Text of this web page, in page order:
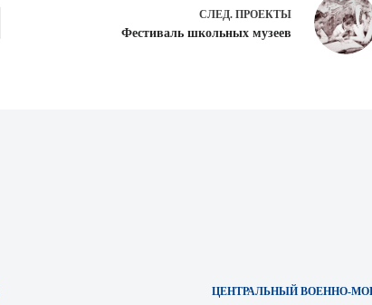
СЛЕД. ПРОЕКТЫ
Фестиваль школьных музеев
ЦЕНТРАЛЬНЫЙ ВОЕННО-